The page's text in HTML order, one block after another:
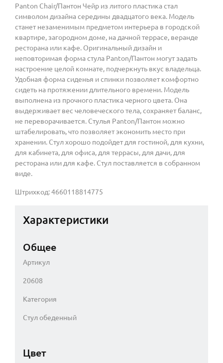
Panton Chair/Пантон Чейр из литого пластика стал
символом дизайна середины двадцатого века. Модель
станет незаменимым предметом интерьера в городской
квартире, загородном доме, на дачной террасе, веранде
ресторана или кафе. Оригинальный дизайн и
неповторимая форма стула Panton/Пантон могут задать
настроение целой комнате, подчеркнуть вкус владельца.
Удобная форма сиденья и спинки позволяет комфортно
сидеть на протяжении длительного времени. Модель
выполнена из прочного пластика черного цвета. Она
выдерживает вес человеческого тела, сохраняет баланс,
не переворачивается. Стулья Panton/Пантон можно
штабелировать, что позволяет экономить место при
хранении. Стул хорошо подойдет для гостиной, для кухни,
для кабинета, для офиса, для террасы, для дачи, для
ресторана или для кафе. Стул поставляется в собранном
виде.
Штрихкод: 4660118814775
Характеристики
Общее
Артикул
20608
Категория
Стул обеденный
Цвет